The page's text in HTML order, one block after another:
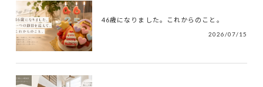
46歳になりました。これからのこと。
2026/07/15